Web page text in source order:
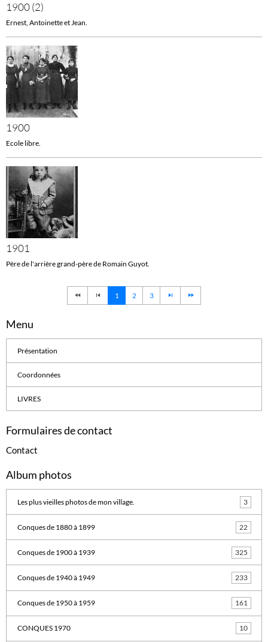
1900 (2)
Ernest, Antoinette et Jean.
1900
Ecole libre.
1901
Père de l'arrière grand-père de Romain Guyot.
1 2 3
Menu
Présentation
Coordonnées
LIVRES
Formulaires de contact
Contact
Album photos
Les plus vieilles photos de mon village. 3
Conques de 1880 à 1899 22
Conques de 1900 à 1939 325
Conques de 1940 à 1949 233
Conques de 1950 à 1959 161
CONQUES 1970 10